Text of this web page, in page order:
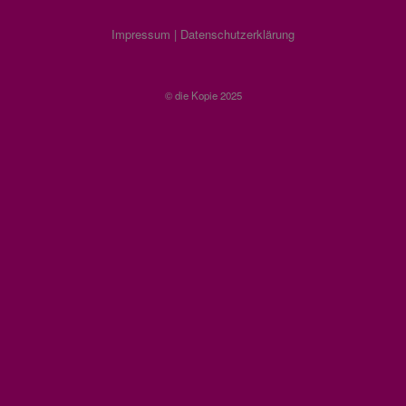
Impressum | Datenschutzerklärung
© die Kopie 2025